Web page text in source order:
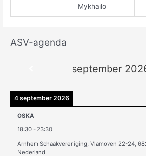
Mykhailo
ASV-agenda
september
4 september 2026
OSKA
18:30 - 23:30
Arnhem Schaakvereniging, Vlamoven 22-24,
Nederland
A
e